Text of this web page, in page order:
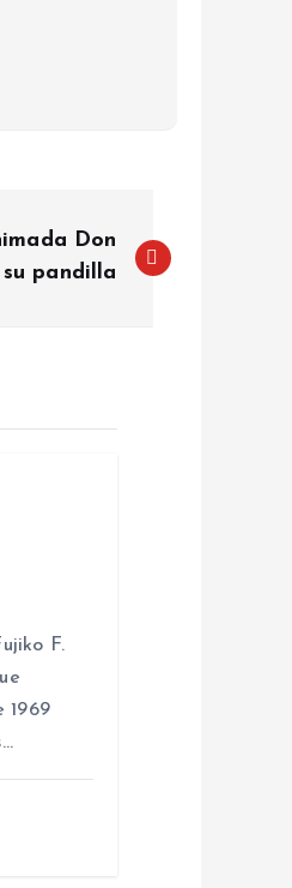
Don
pandilla
F.
1969